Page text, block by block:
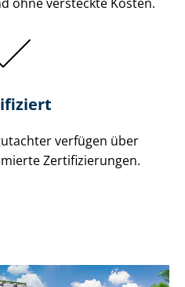
verfügen über
Zer­ti­fi­zie­run­gen.